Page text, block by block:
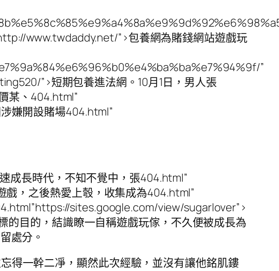
www.twdaddy.net/”>包養網為賭錢網站遊戲玩
”
”>短期包養進法網。10月1日，男人張
某、404.html”
嫌開設賭場404.html”
成長時代，不知不覺中，張404.html”
，之後熱愛上彀，收集成為404.html”
sites.google.com/view/sugarlover”>
的目的，結識瞭一自稱遊戲玩傢，不久便被成長為
處分。
得一幹二凈，顯然此次經驗，並沒有讓他銘肌鏤